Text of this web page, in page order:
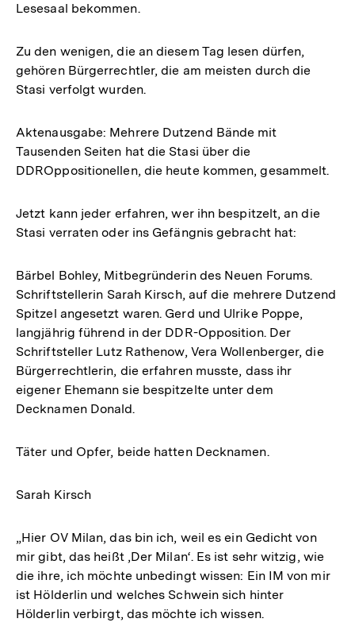
Lesesaal bekommen.
Zu den wenigen, die an diesem Tag lesen dürfen,
gehören Bürgerrechtler, die am meisten durch die
Stasi verfolgt wurden.
Aktenausgabe: Mehrere Dutzend Bände mit
Tausenden Seiten hat die Stasi über die
DDROppositionellen, die heute kommen, gesammelt.
Jetzt kann jeder erfahren, wer ihn bespitzelt, an die
Stasi verraten oder ins Gefängnis gebracht hat:
Bärbel Bohley, Mitbegründerin des Neuen Forums.
Schriftstellerin Sarah Kirsch, auf die mehrere Dutzend
Spitzel angesetzt waren. Gerd und Ulrike Poppe,
langjährig führend in der DDR-Opposition. Der
Schriftsteller Lutz Rathenow, Vera Wollenberger, die
Bürgerrechtlerin, die erfahren musste, dass ihr
eigener Ehemann sie bespitzelte unter dem
Decknamen Donald.
Täter und Opfer, beide hatten Decknamen.
Sarah Kirsch
„Hier OV Milan, das bin ich, weil es ein Gedicht von
mir gibt, das heißt ‚Der Milan‘. Es ist sehr witzig, wie
die ihre, ich möchte unbedingt wissen: Ein IM von mir
ist Hölderlin und welches Schwein sich hinter
Hölderlin verbirgt, das möchte ich wissen.